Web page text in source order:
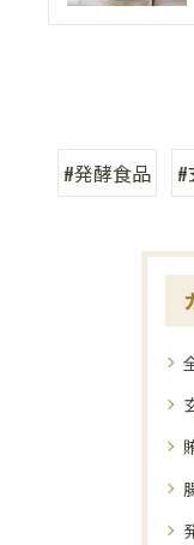
#発酵食品 #